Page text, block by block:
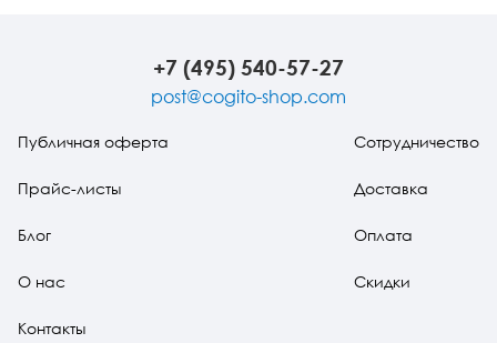
+7 (495) 540-57-27
post@cogito-shop.com
Публичная оферта
Прайс-листы
Блог
О нас
Контакты
Сотрудничество
Доставка
Оплата
Скидки